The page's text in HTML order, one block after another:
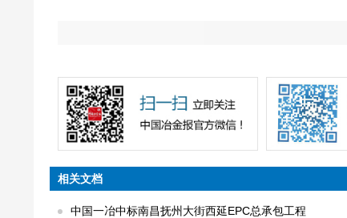
相关文档
中国一冶中标南昌抚州大街西延EPC总承包工程